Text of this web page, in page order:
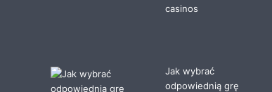
casinos
Jak wybrać
odpowiednią grę